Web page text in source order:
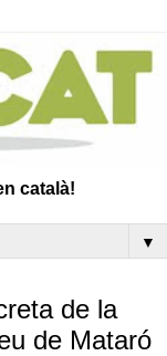
català!
▼
de la
de Mataró